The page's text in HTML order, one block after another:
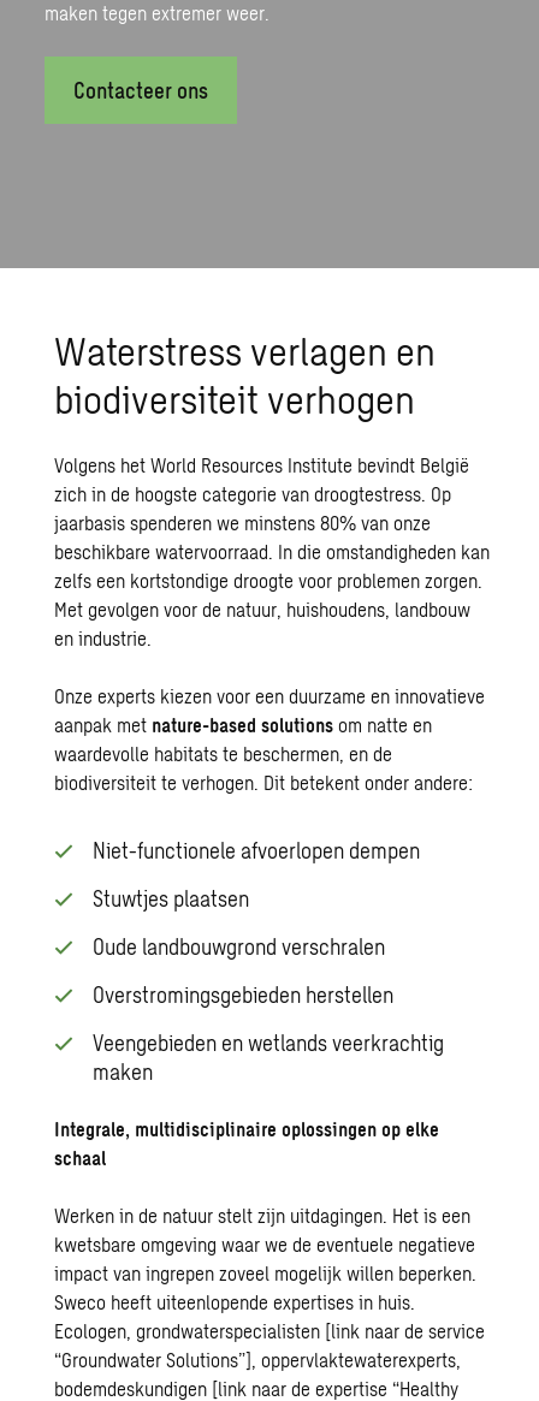
maken tegen extremer weer.
Contacteer ons
Waterstress verlagen en
biodiversiteit verhogen
Volgens het World Resources Institute bevindt België
zich in de hoogste categorie van droogtestress. Op
jaarbasis spenderen we minstens 80% van onze
beschikbare watervoorraad. In die omstandigheden kan
zelfs een kortstondige droogte voor problemen zorgen.
Met gevolgen voor de natuur, huishoudens, landbouw
en industrie.
Onze experts kiezen voor een duurzame en innovatieve
aanpak met nature-based solutions om natte en
waardevolle habitats te beschermen, en de
biodiversiteit te verhogen. Dit betekent onder andere:
Niet-functionele afvoerlopen dempen
Stuwtjes plaatsen
Oude landbouwgrond verschralen
Overstromingsgebieden herstellen
Veengebieden en wetlands veerkrachtig
maken
Integrale, multidisciplinaire oplossingen op elke
schaal
Werken in de natuur stelt zijn uitdagingen. Het is een
kwetsbare omgeving waar we de eventuele negatieve
impact van ingrepen zoveel mogelijk willen beperken.
Sweco heeft uiteenlopende expertises in huis.
Ecologen, grondwaterspecialisten [link naar de service
“Groundwater Solutions”], oppervlaktewaterexperts,
bodemdeskundigen [link naar de expertise “Healthy